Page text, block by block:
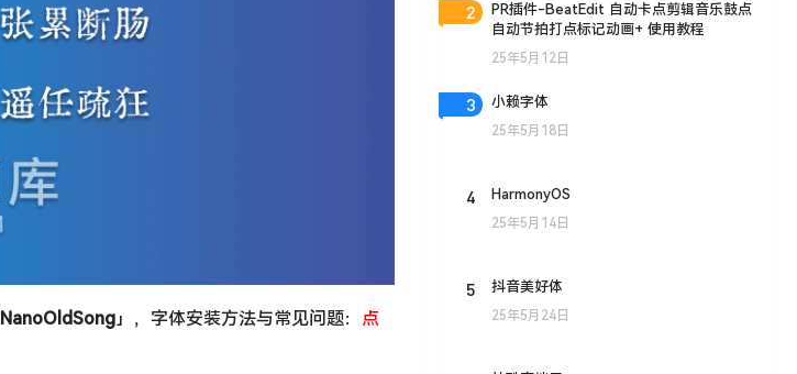
NanoOldSong」，字体安装方法与常见问题： 点
2
PR插件-BeatEdit 自动卡点剪辑音乐鼓点
自动节拍打点标记动画+ 使用教程
25年5月12日
3 小赖字体
25年5月18日
4 HarmonyOS
25年5月14日
5 抖音美好体
25年5月24日